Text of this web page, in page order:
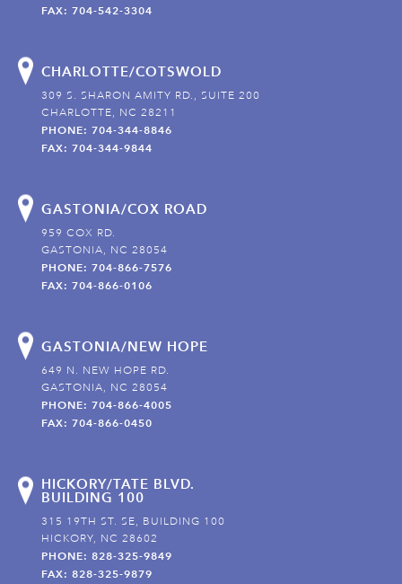
FAX: 704-542-3304
CHARLOTTE/COTSWOLD
309 S. SHARON AMITY RD., SUITE 200
CHARLOTTE, NC 28211
PHONE: 704-344-8846
FAX: 704-344-9844
GASTONIA/COX ROAD
959 COX RD.
GASTONIA, NC 28054
PHONE: 704-866-7576
FAX: 704-866-0106
GASTONIA/NEW HOPE
649 N. NEW HOPE RD.
GASTONIA, NC 28054
PHONE: 704-866-4005
FAX: 704-866-0450
HICKORY/TATE BLVD.
BUILDING 100
315 19TH ST. SE, BUILDING 100
HICKORY, NC 28602
PHONE: 828-325-9849
FAX: 828-325-9879